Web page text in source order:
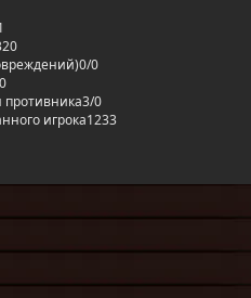
0/0
0
3/0
игрока1233